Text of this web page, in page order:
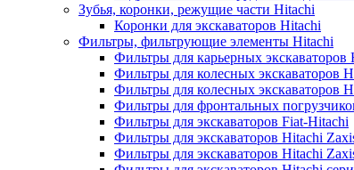
Зубья, коронки, режущие части Hitachi
Коронки для экскаваторов Hitachi
Фильтры, фильтрующие элементы Hitachi
Фильтры для карьерных экскаваторов
Фильтры для колесных экскаваторов
Фильтры для колесных экскаваторов
Фильтры для фронтальных
Фильтры для экскаваторов Fiat-Hitachi
Фильтры для экскаваторов Hitachi
Фильтры для экскаваторов Hitachi